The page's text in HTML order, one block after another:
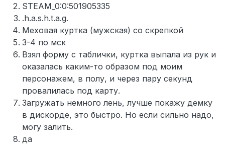
STEAM_0:0:501905335
.h.a.s.h.t.a.g.
Меховая куртка (мужская) со скрепкой
3-4 по мск
Взял форму с таблички, куртка выпала из рук и
оказалась каким-то образом под моим
персонажем, в полу, и через пару секунд
провалилась под карту.
Загружать немного лень, лучше покажу демку
в дискорде, это быстро. Но если сильно надо,
могу залить.
да